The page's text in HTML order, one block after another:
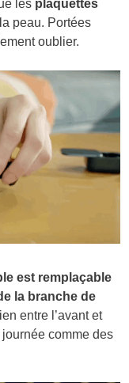
les plaquettes
peau. Portées
oublier.
est remplaçable
la branche de
entre l’avant et
journée comme des